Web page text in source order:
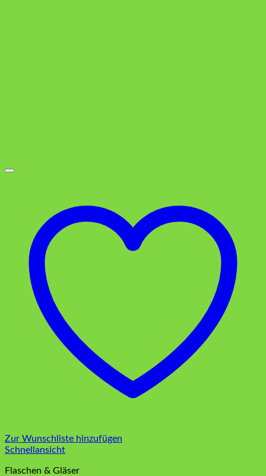
Zur Wunschliste hinzufügen
Schnellansicht
Flaschen & Gläser